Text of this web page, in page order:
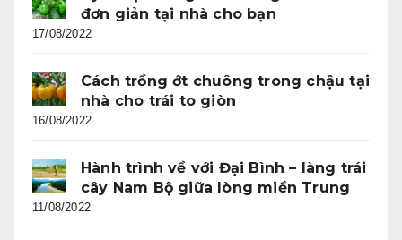
đơn giản tại nhà cho bạn
17/08/2022
Cách trồng ớt chuông trong chậu tại
nhà cho trái to giòn
16/08/2022
Hành trình về với Đại Bình – làng trái
cây Nam Bộ giữa lòng miền Trung
11/08/2022